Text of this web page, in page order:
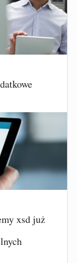
xsd już